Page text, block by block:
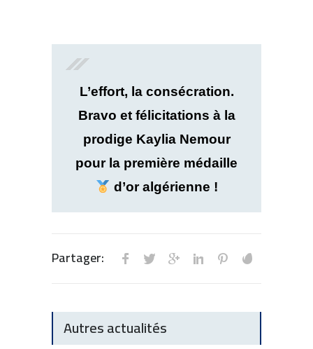
L’effort, la consécration.
Bravo et félicitations à la
prodige Kaylia Nemour
pour la première médaille
d’or algérienne !
Partager:
Autres actualités